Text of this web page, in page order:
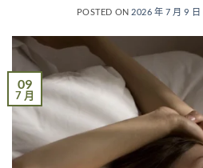
POSTED ON 2026 年 7 月 9 日
09
7 月